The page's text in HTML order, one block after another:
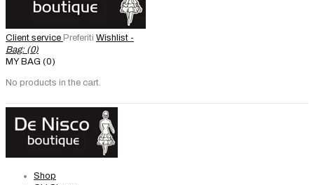
Client service Preferiti Wishlist -
Bag: (0)
MY BAG (0)
No products in the cart.
Shop